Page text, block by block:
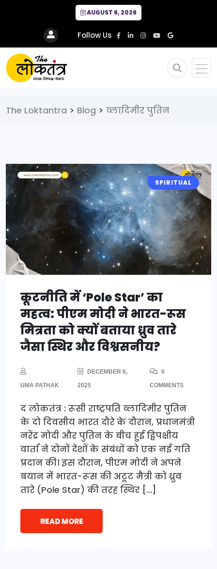
AUGUST 6, 2026
Follow Us
The Loktantra > Blog > व्लादिमीर पुतिन
SPIRITUAL
कूटनीति में ‘Pole Star’ का
महत्व: पीएम मोदी ने भारत-रूस
मित्रता को क्यों बताया ध्रुव तारे
जैसा स्थिर और विश्वसनीय?
UMA PATHAK
DECEMBER 6,
2025
0
COMMENTS
द लोकतंत्र : रूसी राष्ट्रपति व्लादिमीर पुतिन
के दो दिवसीय भारत दौरे के दौरान, प्रधानमंत्री
नरेंद्र मोदी और पुतिन के बीच हुई द्विपक्षीय
वार्ता ने दोनों देशों के संबंधों को एक नई गति
प्रदान की। इस दौरान, पीएम मोदी ने अपने
बयान में भारत-रूस की अटूट मैत्री को ध्रुव
तारे (Pole Star) की तरह स्थिर […]
READ MORE